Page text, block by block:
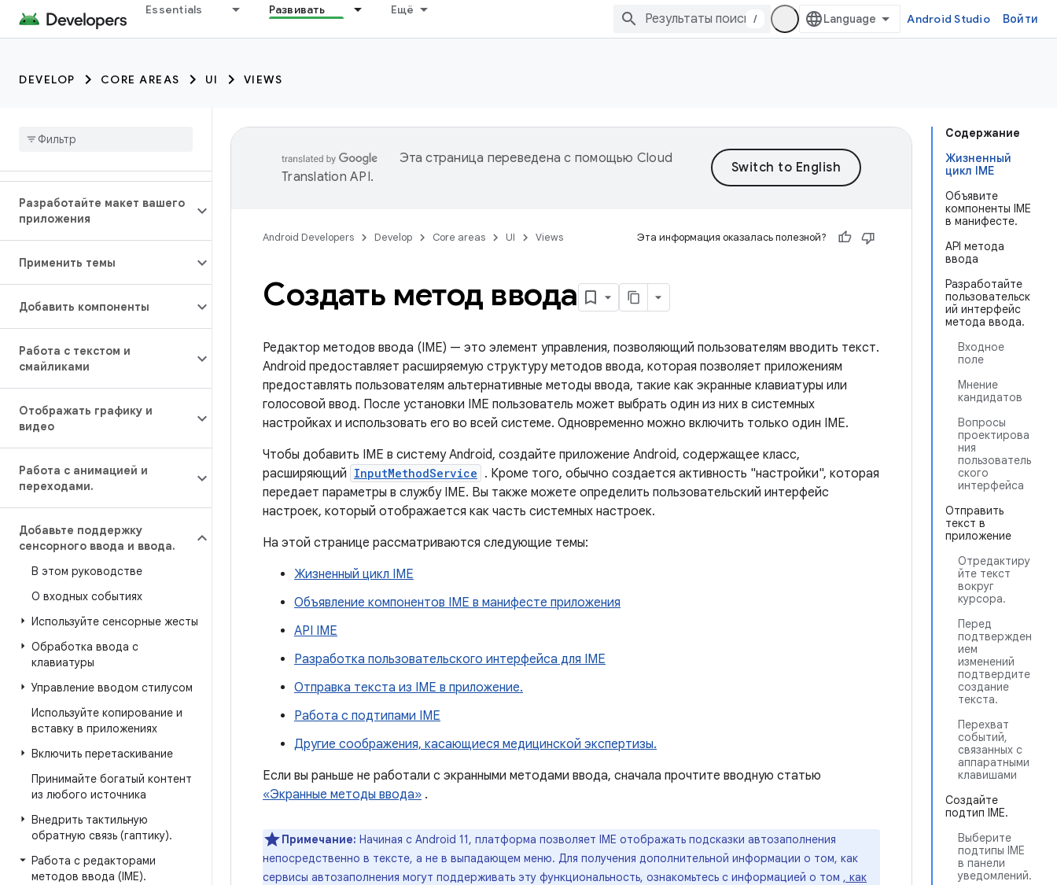
Essentials Развивать Ещё
/ Android Studio Войти
DEVELOP CORE AREAS UI VIEWS
Разработайте макет вашего
приложения
Применить темы
Добавить компоненты
Работа с текстом и
смайликами
Отображать графику и
видео
Работа с анимацией и
переходами.
Добавьте поддержку
сенсорного ввода и ввода.
В этом руководстве
О входных событиях
Используйте сенсорные жесты
Обработка ввода с
клавиатуры
Управление вводом стилусом
Используйте копирование и
вставку в приложениях
Включить перетаскивание
Принимайте богатый контент
из любого источника
Внедрить тактильную
обратную связь (гаптику).
Работа с редакторами
методов ввода (IME).
Содержание
Жизненный
цикл IME
Объявите
компоненты IME
в манифесте.
API метода
ввода
Разработайте
пользовательск
ий интерфейс
метода ввода.
Входное
поле
Мнение
кандидатов
Вопросы
проектирова
ния
пользователь
ского
интерфейса
Отправить
текст в
приложение
Отредактиру
йте текст
вокруг
курсора.
Перед
подтвержден
ием
изменений
подтвердите
создание
текста.
Перехват
событий,
связанных с
аппаратными
клавишами
Создайте
подтип IME.
Выберите
подтипы IME
в панели
уведомлений.
Эта страница переведена с помощью Cloud
Translation API.
Android Developers Develop Core areas UI Views Эта информация оказалась полезной?
Создать метод ввода
Редактор методов ввода (IME) — это элемент управления, позволяющий пользователям вводить текст.
Android предоставляет расширяемую структуру методов ввода, которая позволяет приложениям
предоставлять пользователям альтернативные методы ввода, такие как экранные клавиатуры или
голосовой ввод. После установки IME пользователь может выбрать один из них в системных
настройках и использовать его во всей системе. Одновременно можно включить только один IME.
Чтобы добавить IME в систему Android, создайте приложение Android, содержащее класс,
расширяющий InputMethodService . Кроме того, обычно создается активность "настройки", которая
передает параметры в службу IME. Вы также можете определить пользовательский интерфейс
настроек, который отображается как часть системных настроек.
На этой странице рассматриваются следующие темы:
Жизненный цикл IME
Объявление компонентов IME в манифесте приложения
API IME
Разработка пользовательского интерфейса для IME
Отправка текста из IME в приложение.
Работа с подтипами IME
Другие соображения, касающиеся медицинской экспертизы.
Если вы раньше не работали с экранными методами ввода, сначала прочтите вводную статью
«Экранные методы ввода» .
Примечание: Начиная с Android 11, платформа позволяет IME отображать подсказки автозаполнения
непосредственно в тексте, а не в выпадающем меню. Для получения дополнительной информации о том, как
сервисы автозаполнения могут поддерживать эту функциональность, ознакомьтесь с информацией о том , как